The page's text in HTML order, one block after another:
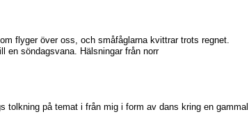
flyger över oss, och småfåglarna kvittrar trots regnet.
en söndagsvana. Hälsningar från norr
på temat i från mig i form av dans kring en gammal